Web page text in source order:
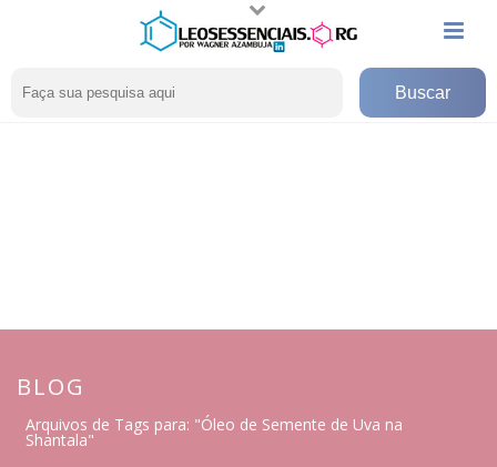
BLOG
Arquivos de Tags para: "Óleo de Semente de Uva na
Shantala"